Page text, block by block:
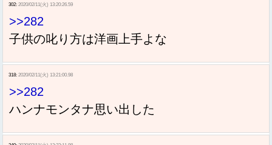
302: 2020/02/11(火) 13:20:26.59
>>282
子供の叱り方は洋画上手よな
318: 2020/02/11(火) 13:21:00.98
>>282
ハンナモンタナ思い出した